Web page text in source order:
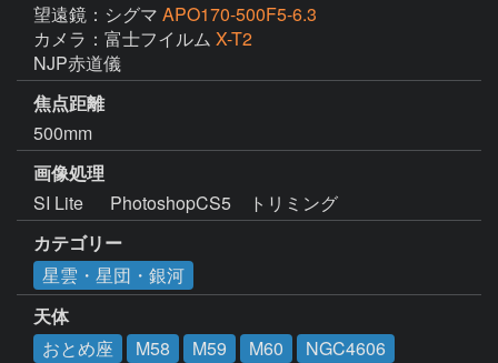
望遠鏡：シグマ APO170-500F5-6.3
カメラ：富士フイルム X-T2
NJP赤道儀
焦点距離
500mm
画像処理
SI Lite 　 PhotoshopCS5　トリミング
カテゴリー
星雲・星団・銀河
天体
おとめ座
M58 M59 M60
NGC4606